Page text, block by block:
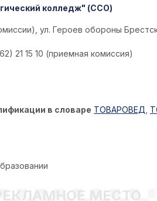
колледж" (ССО)
ул. Героев обороны
21 15 10 (приемная комиссия)
в словаре ТОВАРОВЕД
МЕСТО